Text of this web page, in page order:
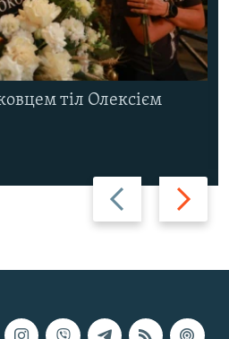
Назад Вперед
тіл Олексієм